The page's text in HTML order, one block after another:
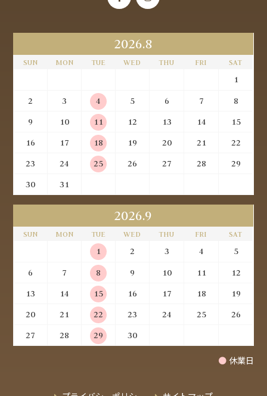
2026.8
SUN MON TUE WED THU FRI SAT
1
2
3 4 5 6 7
8
9
10 11 12 13 14
15
16
17 18 19 20 21
22
23
24 25 26 27 28
29
30
31
2026.9
SUN MON TUE WED THU FRI SAT
1 2 3 4
5
6
7 8 9 10 11
12
13
14 15 16 17 18
19
20
21 22 23 24 25
26
27
28 29 30
● 休業日